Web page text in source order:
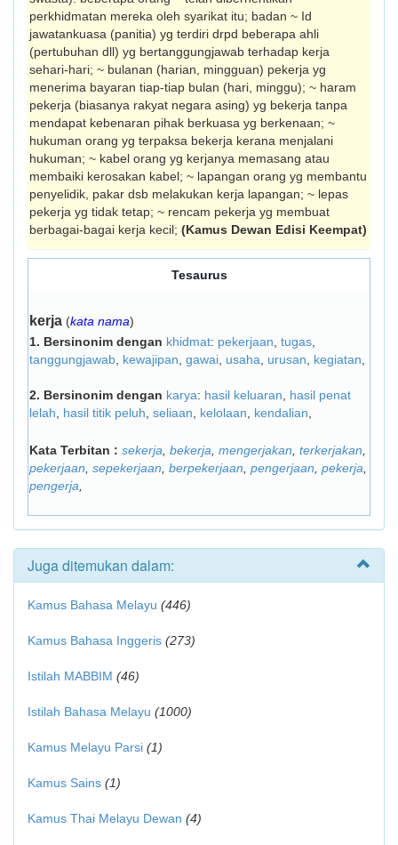
perkhidmatan mereka oleh syarikat itu; badan ~ Id
jawatankuasa (panitia) yg terdiri drpd beberapa ahli
(pertubuhan dll) yg ber­tanggungjawab terhadap kerja
sehari-hari; ~ bulanan (harian, mingguan) pekerja yg
menerima bayaran tiap-tiap bulan (hari, minggu); ~ haram
pekerja (biasanya rakyat negara asing) yg bekerja tanpa
mendapat kebenaran pihak berkuasa yg berkenaan; ~
hukuman orang yg terpaksa bekerja kerana menjalani
hukuman; ~ kabel orang yg kerja­nya memasang atau
membaiki kerosakan kabel; ~ lapangan orang yg membantu
penyelidik, pakar dsb melakukan kerja lapang­an; ~ lepas
pekerja yg tidak tetap; ~ rencam pekerja yg membuat
berbagai-bagai kerja kecil; (Kamus Dewan Edisi Keempat)
Tesaurus
kerja (kata nama)
1. Bersinonim dengan khidmat: pekerjaan tugas
tanggungjawab kewajipan gawai usaha urusan kegiatan
2. Bersinonim dengan karya: hasil keluaran
hasil penat
lelah
hasil titik peluh seliaan kelolaan kendalian
Kata Terbitan : sekerja bekerja mengerjakan terkerjakan
pekerjaan sepekerjaan berpekerjaan pengerjaan pekerja
pengerja
Juga ditemukan dalam:
Kamus Bahasa Melayu (446)
Kamus Bahasa Inggeris (273)
Istilah MABBIM (46)
Istilah Bahasa Melayu (1000)
Kamus Melayu Parsi (1)
Kamus Sains (1)
Kamus Thai Melayu Dewan (4)